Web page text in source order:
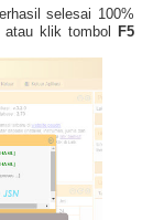
selesai 100%
atau klik tombolF5